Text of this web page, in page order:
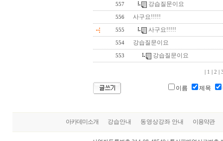
557 강습질문이요
556 사구요!!!!!
555 사구요!!!!!
554 강습질문이요
553 강습질문이요
| 1 |2 |
이름 제목
아카데미소개 강습안내 동영상강좌 안내 이용약관